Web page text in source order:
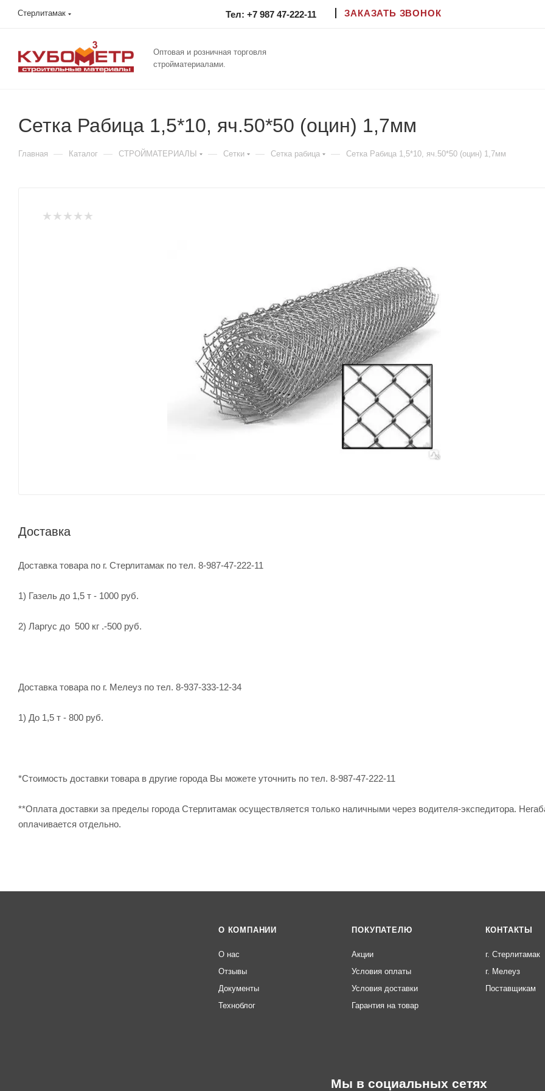
Стерлитамак Тел: +7 987 47-222-11 ЗАКАЗАТЬ ЗВОНОК
Оптовая и розничная торговля
стройматериалами.
Сетка Рабица 1,5*10, яч.50*50 (оцин) 1,7мм
Главная — Каталог — СТРОЙМАТЕРИАЛЫ — Сетки — Сетка рабица — Сетка Рабица 1,5*10, яч.50*50 (оцин) 1,7мм
Доставка
Доставка товара по г. Стерлитамак по тел. 8-987-47-222-11
1) Газель до 1,5 т - 1000 руб.
2) Ларгус до 500 кг .-500 руб.
Доставка товара по г. Мелеуз по тел. 8-937-333-12-34
1) До 1,5 т - 800 руб.
*Стоимость доставки товара в другие города Вы можете уточнить по тел. 8-987-47-222-11
**Оплата доставки за пределы города Стерлитамак осуществляется только наличными через водителя-экспедитора.
оплачивается отдельно.
О КОМПАНИИ
О нас
Отзывы
Документы
Техноблог
ПОКУПАТЕЛЮ
Акции
Условия оплаты
Условия доставки
Гарантия на товар
КОНТАКТЫ
г. Стерлитамак
г. Мелеуз
Поставщикам
Мы в социальных сетях